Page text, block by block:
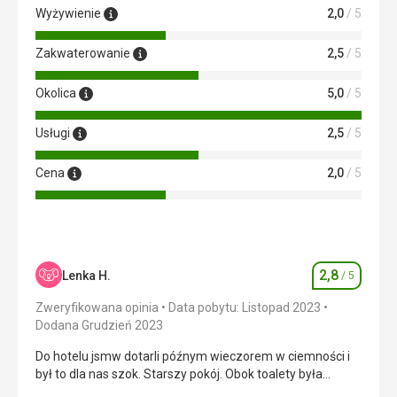
Wyżywienie 2,0/ 5
Zakwaterowanie 2,5/ 5
Okolica 5,0/ 5
Usługi 2,5/ 5
Cena 2,0/ 5
Lenka H. Ocena
2,8 / 5
Zweryfikowana opinia
Data pobytu: Listopad 2023
Dodana Grudzień 2023
Do hotelu jsmw dotarli późnym wieczorem w ciemności i
był to dla nas szok. Starszy pokój. Obok toalety była